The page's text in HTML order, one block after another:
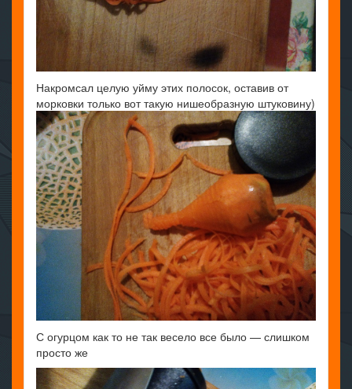
Накромсал целую уйму этих полосок, оставив от
морковки только вот такую нишеобразную штуковину)
С огурцом как то не так весело все было — слишком
просто же